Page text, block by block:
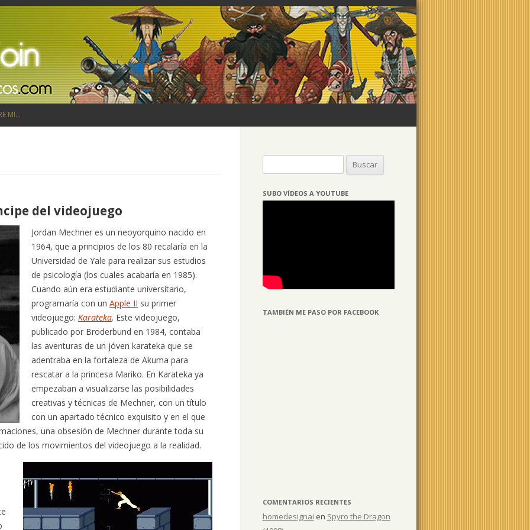
MI…
del videojuego
Jordan Mechner es un neoyorquino nacido en
1964, que a principios de los 80 recalaría en la
Universidad de Yale para realizar sus estudios
de psicología (los cuales acabaría en 1985).
Cuando aún era estudiante universitario,
programaría con unApple II su primer
videojuego: Karateka. Este videojuego,
publicado por Broderbund en 1984, contaba
las aventuras de un jóven karateka que se
adentraba en la fortaleza de Akuma para
rescatar a la princesa Mariko. En Karateka ya
empezaban a visualizarse las posibilidades
creativas y técnicas de Mechner, con un título
con un apartado técnico exquisito y en el que
una obsesión de Mechner durante toda su
de los movimientos del videojuego a la realidad.
SUBO VÍDEOS A YOUTUBE
TAMBIÉN ME PASO POR FACEBOOK
COMENTARIOS RECIENTES
homedesignai en Spyro the Dragon